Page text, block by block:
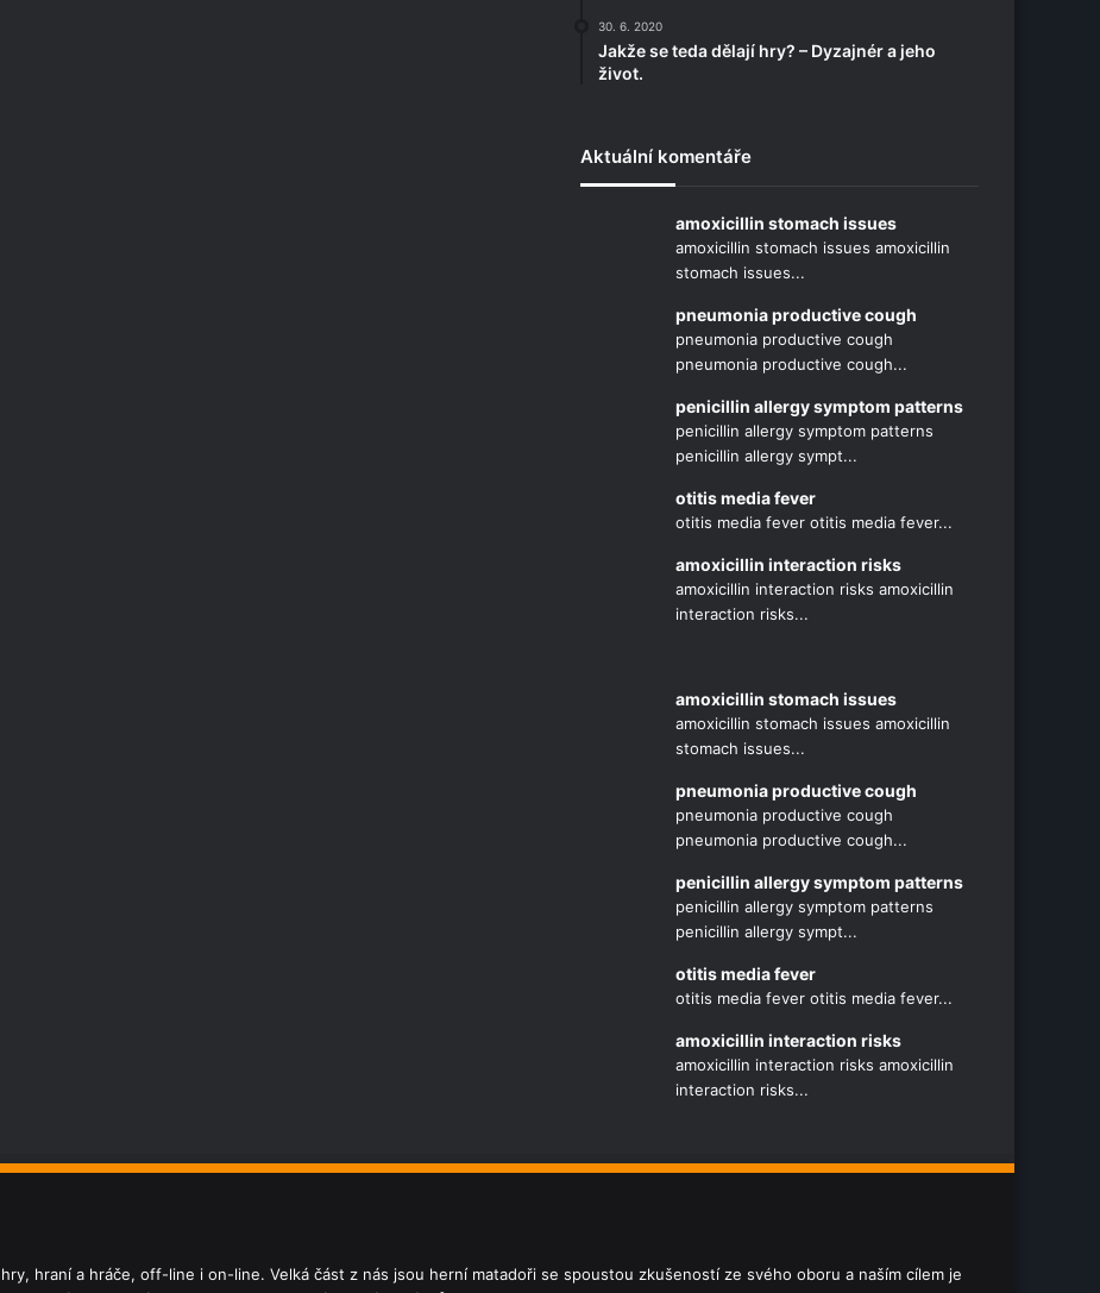
30. 6. 2020
Jakže se teda dělají hry? – Dyzajnér a jeho
život.
Aktuální komentáře
amoxicillin stomach issues
amoxicillin stomach issues amoxicillin
stomach issues...
pneumonia productive cough
pneumonia productive cough
pneumonia productive cough...
penicillin allergy symptom patterns
penicillin allergy symptom patterns
penicillin allergy sympt...
otitis media fever
otitis media fever otitis media fever...
amoxicillin interaction risks
amoxicillin interaction risks amoxicillin
interaction risks...
amoxicillin stomach issues
amoxicillin stomach issues amoxicillin
stomach issues...
pneumonia productive cough
pneumonia productive cough
pneumonia productive cough...
penicillin allergy symptom patterns
penicillin allergy symptom patterns
penicillin allergy sympt...
otitis media fever
otitis media fever otitis media fever...
amoxicillin interaction risks
amoxicillin interaction risks amoxicillin
interaction risks...
hraní a hráče, off-line i on-line. Velká část z nás jsou herní matadoři se spoustou zkušeností ze svého oboru a naším cílem je